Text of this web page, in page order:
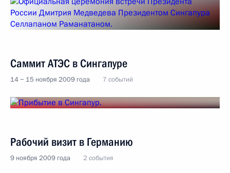
Саммит АТЭС в Сингапуре
14 − 15 ноября 2009 года 7 событий
Рабочий визит в Германию
9 ноября 2009 года 2 события